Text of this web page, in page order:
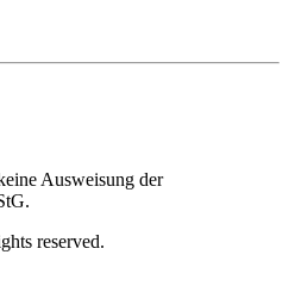
Ausweisung der
reserved.